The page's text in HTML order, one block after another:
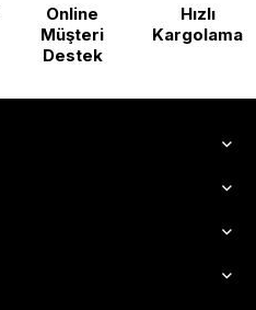
Online
Müşteri
Destek
Hızlı
Kargolama